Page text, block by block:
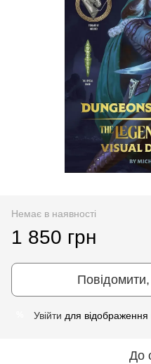
Немає в наявності
1 850 грн
Увійти для відображення
До